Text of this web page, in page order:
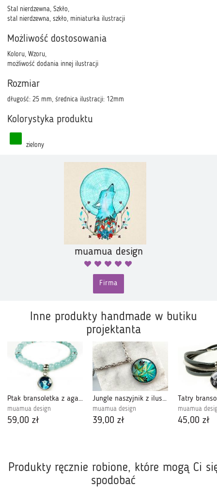
Stal nierdzewna, Szkło,
stal nierdzewna, szkło, miniaturka ilustracji
Możliwość dostosowania
Koloru, Wzoru,
możliwość dodania innej ilustracji
Rozmiar
długość: 25 mm, średnica ilustracji: 12mm
Kolorystyka produktu
zielony
muamua design
Firma
Inne produkty handmade w butiku
projektanta
Ptak bransoletka z agatów
muamua design
59,00 zł
Jungle naszyjnik z ilustracją
muamua design
39,00 zł
muamua
45,00 zł
Produkty ręcznie robione, które mogą Ci
spodobać